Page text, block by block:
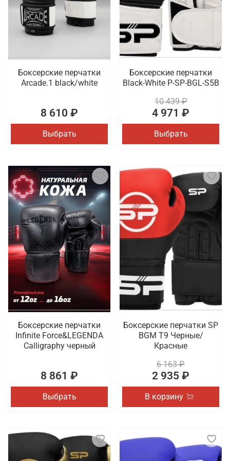
Боксерские перчатки
Arcade.1 black/white
8 610 ₽
Выбрать
Боксерские перчатки
Black-White P-SP-BGL-S5B
10 439 ₽
4 971 ₽
Выбрать
Боксерские перчатки
Infinite Force&LEGENDA
Calligraphy черный
8 861 ₽
Выбрать
Боксерские перчатки SP
BGM T9 Черные/
Красные
6 163 ₽
2 935 ₽
В корзину